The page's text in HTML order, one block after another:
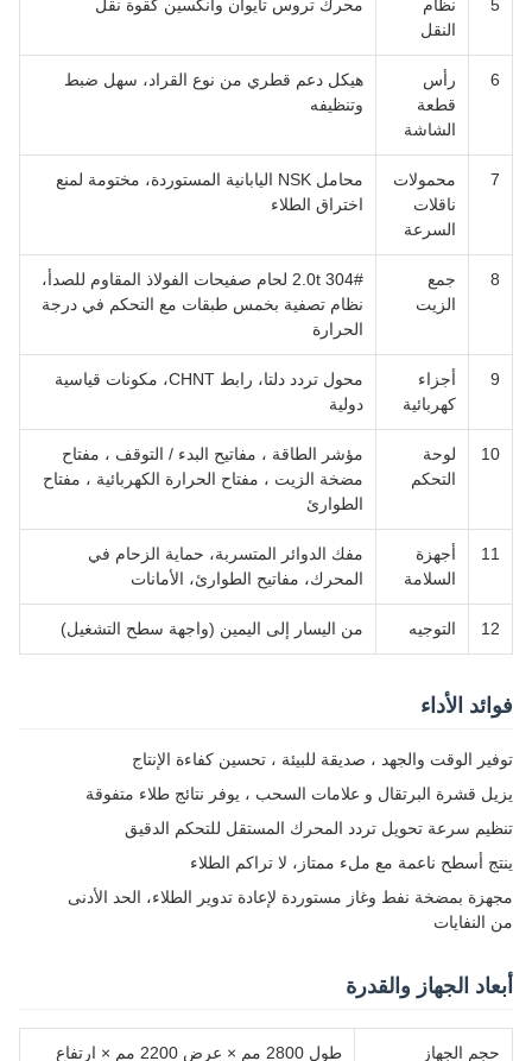
5
نظام
النقل
محرك تروس تايوان وانكسين كقوة نقل
6
رأس
قطعة
الشاشة
هيكل دعم قطري من نوع القراد، سهل ضبط
وتنظيفه
7
محمولات
ناقلات
السرعة
محامل NSK اليابانية المستوردة، مختومة لمنع
اختراق الطلاء
8
جمع
الزيت
2.0t 304# لحام صفيحات الفولاذ المقاوم للصدأ،
نظام تصفية بخمس طبقات مع التحكم في درجة
الحرارة
9
أجزاء
كهربائية
محول تردد دلتا، رابط CHNT، مكونات قياسية
دولية
10
لوحة
التحكم
مؤشر الطاقة ، مفاتيح البدء / التوقف ، مفتاح
مضخة الزيت ، مفتاح الحرارة الكهربائية ، مفتاح
الطوارئ
11
أجهزة
السلامة
مفك الدوائر المتسربة، حماية الزحام في
المحرك، مفاتيح الطوارئ، الأمانات
12 التوجيه من اليسار إلى اليمين (واجهة سطح التشغيل)
فوائد الأداء
توفير الوقت والجهد ، صديقة للبيئة ، تحسين كفاءة الإنتاج
يزيل قشرة البرتقال و علامات السحب ، يوفر نتائج طلاء متفوقة
تنظيم سرعة تحويل تردد المحرك المستقل للتحكم الدقيق
ينتج أسطح ناعمة مع ملء ممتاز، لا تراكم الطلاء
مجهزة بمضخة نفط وغاز مستوردة لإعادة تدوير الطلاء، الحد الأدنى
من النفايات
أبعاد الجهاز والقدرة
حجم الجهاز طول 2800 مم × عرض 2200 مم × ارتفاع